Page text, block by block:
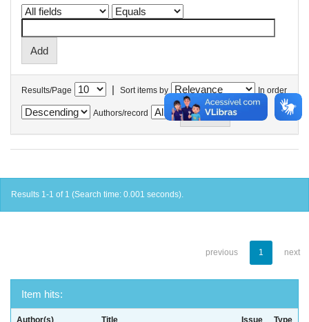
Results/Page | Sort items by In order
Authors/record
Results 1-1 of 1 (Search time: 0.001 seconds).
previous 1 next
Item hits:
Author(s) Title
Issue
Type